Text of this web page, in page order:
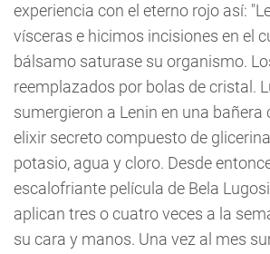
experiencia con el eterno rojo así:
vísceras e hicimos incisiones en el
bálsamo saturase su organismo.
reemplazados por bolas de cristal.
sumergieron a Lenin en una bañera
elixir secreto compuesto de
potasio, agua y cloro. Desde
escalofriante película de Bela
aplican tres o cuatro veces a la
su cara y manos. Una vez al mes